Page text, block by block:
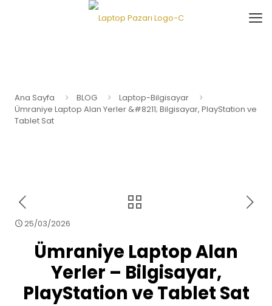
Ana Sayfa BLOG
Laptop-Bilgisayar
Ümraniye Laptop Alan Yerler &#8211; Bilgisayar, PlayStation ve
Tablet Sat
25/03/2026
Ümraniye Laptop Alan
Yerler – Bilgisayar,
PlayStation ve Tablet Sat